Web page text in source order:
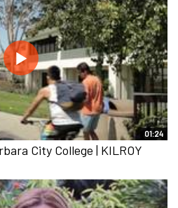
01:24
City College | KILROY